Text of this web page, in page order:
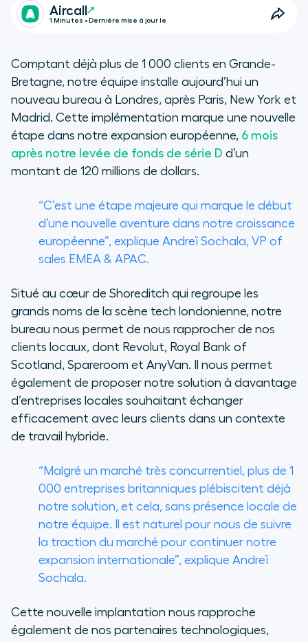
Aircall
1 Minutes • Dernière mise à jour le
Comptant déjà plus de 1 000 clients en Grande-
Bretagne, notre équipe installe aujourd’hui un
nouveau bureau à Londres, après Paris, New York et
Madrid. Cette implémentation marque une nouvelle
étape dans notre expansion européenne, 6 mois
après notre levée de fonds de série D d’un
montant de 120 millions de dollars.
“C’est une étape majeure qui marque le début
d’une nouvelle aventure dans notre croissance
européenne”, explique Andreï Sochala, VP of
sales EMEA & APAC.
Situé au cœur de Shoreditch qui regroupe les
grands noms de la scène tech londonienne, notre
bureau nous permet de nous rapprocher de nos
clients locaux, dont Revolut, Royal Bank of
Scotland, Spareroom et AnyVan. Il nous permet
également de proposer notre solution à davantage
d’entreprises locales souhaitant échanger
efficacement avec leurs clients dans un contexte
de travail hybride.
“Malgré un marché très concurrentiel, plus de 1
000 entreprises britanniques plébiscitent déjà
notre solution, et cela, sans présence locale de
notre équipe. Il est naturel pour nous de suivre
la traction du marché pour continuer notre
expansion internationale”, explique Andreï
Sochala.
Cette nouvelle implantation nous rapproche
également de nos partenaires technologiques,